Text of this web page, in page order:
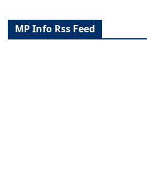
MP Info Rss Feed